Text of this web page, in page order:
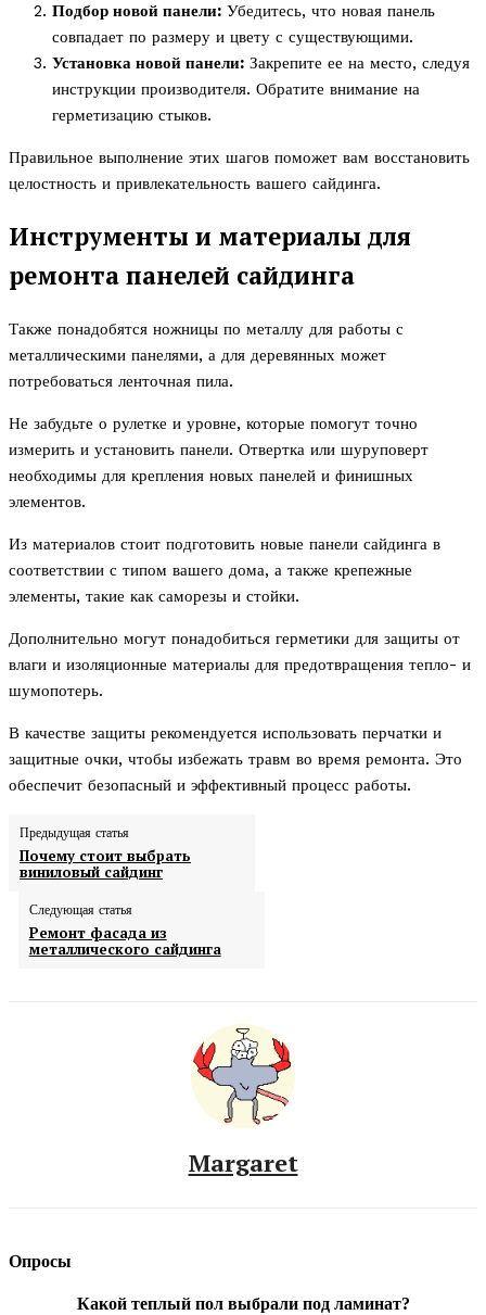
Подбор новой панели: Убедитесь, что новая панель
совпадает по размеру и цвету с существующими.
Установка новой панели: Закрепите ее на место, следуя
инструкции производителя. Обратите внимание на
герметизацию стыков.
Правильное выполнение этих шагов поможет вам восстановить
целостность и привлекательность вашего сайдинга.
Инструменты и материалы для
ремонта панелей сайдинга
Также понадобятся ножницы по металлу для работы с
металлическими панелями, а для деревянных может
потребоваться ленточная пила.
Не забудьте о рулетке и уровне, которые помогут точно
измерить и установить панели. Отвертка или шуруповерт
необходимы для крепления новых панелей и финишных
элементов.
Из материалов стоит подготовить новые панели сайдинга в
соответствии с типом вашего дома, а также крепежные
элементы, такие как саморезы и стойки.
Дополнительно могут понадобиться герметики для защиты от
влаги и изоляционные материалы для предотвращения тепло- и
шумопотерь.
В качестве защиты рекомендуется использовать перчатки и
защитные очки, чтобы избежать травм во время ремонта. Это
обеспечит безопасный и эффективный процесс работы.
Предыдущая статья
Почему стоит выбрать
виниловый сайдинг
Следующая статья
Ремонт фасада из
металлического сайдинга
Margaret
Опросы
Какой теплый пол выбрали под ламинат?